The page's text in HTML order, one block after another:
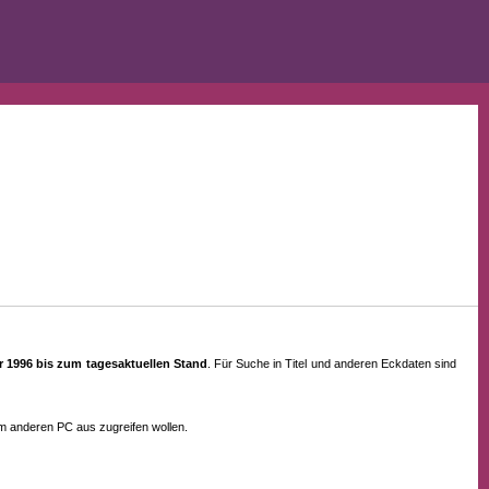
bis zum tagesaktuellen Stand . Für Suche in Titel und anderen Eckdaten sind
anderen PC aus zugreifen wollen.